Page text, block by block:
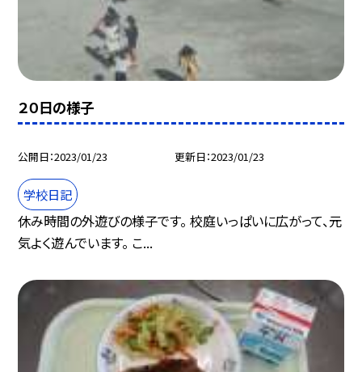
２０日の様子
公開日 2023/01/23 更新日 2023/01/23
学校日記
休み時間の外遊びの様子です。 校庭いっぱいに広がって、元
気よく遊んでいます。 こ...